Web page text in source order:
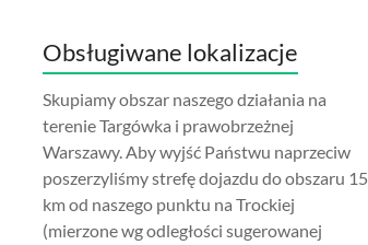
Obsługiwane lokalizacje
Skupiamy obszar naszego działania na
terenie Targówka i prawobrzeżnej
Warszawy. Aby wyjść Państwu naprzeciw
poszerzyliśmy strefę dojazdu do obszaru 15
km od naszego punktu na Trockiej
(mierzone wg odległości sugerowanej